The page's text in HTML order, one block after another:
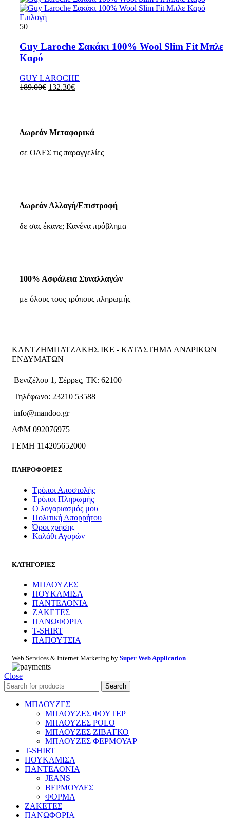
Επιλογή
50
Guy Laroche Σακάκι 100% Wool Slim Fit Μπλε
Καρό
GUY LAROCHE
189.00€ 132.30€
Δωρεάν Μεταφορικά
σε ΟΛΕΣ τις παραγγελίες
Δωρεάν Αλλαγή/Επιστροφή
δε σας έκανε; Κανένα πρόβλημα
100% Ασφάλεια Συναλλαγών
με όλους τους τρόπους πληρωμής
ΚΑΝΤΖΗΜΠΑΤΖΑΚΗΣ ΙΚΕ - ΚΑΤΑΣΤΗΜΑ ΑΝΔΡΙΚΩΝ
ΕΝΔΥΜΑΤΩΝ
Βενιζέλου 1, Σέρρες, ΤΚ: 62100
Τηλέφωνο: 23210 53588
info@mandoo.gr
ΑΦΜ 092076975
ΓΕΜΗ 114205652000
ΠΛΗΡΟΦΟΡΙΕΣ
Τρόποι Αποστολής
Τρόποι Πληρωμής
Ο λογαριασμός μου
Πολιτική Απορρήτου
Όροι χρήσης
Καλάθι Αγορών
ΚΑΤΗΓΟΡΙΕΣ
ΜΠΛΟΥΖΕΣ
ΠΟΥΚΑΜΙΣΑ
ΠΑΝΤΕΛΟΝΙΑ
ΖΑΚΕΤΕΣ
ΠΑΝΩΦΟΡΙΑ
T-SHIRT
ΠΑΠΟΥΤΣΙΑ
Web Services & Internet Marketing by Super Web Application
Close
Search
ΜΠΛΟΥΖΕΣ
ΜΠΛΟΥΖΕΣ ΦΟΥΤΕΡ
ΜΠΛΟΥΖΕΣ POLO
ΜΠΛΟΥΖΕΣ ΖΙΒΑΓΚΟ
ΜΠΛΟΥΖΕΣ ΦΕΡΜΟΥΑΡ
T-SHIRT
ΠΟΥΚΑΜΙΣΑ
ΠΑΝΤΕΛΟΝΙΑ
JEANS
ΒΕΡΜΟΥΔΕΣ
ΦΟΡΜΑ
ΖΑΚΕΤΕΣ
ΠΑΝΩΦΟΡΙΑ